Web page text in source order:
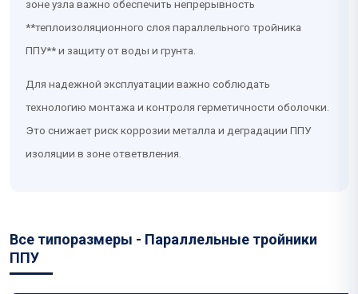
зоне узла важно обеспечить непрерывность
**теплоизоляционного слоя параллельного тройника
ППУ** и защиту от воды и грунта.
Для надежной эксплуатации важно соблюдать
технологию монтажа и контроля герметичности оболочки.
Это снижает риск коррозии металла и деградации ППУ
изоляции в зоне ответвления.
Все типоразмеры - Параллельные тройники
ППУ